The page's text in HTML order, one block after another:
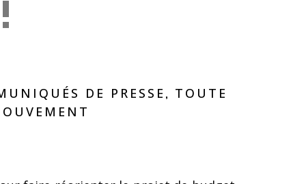
DE PRESSE , TOUTE